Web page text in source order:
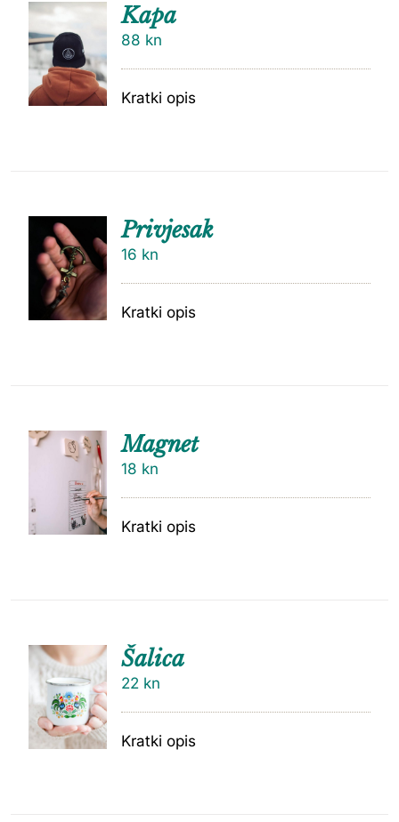
KOŠARI
CU
Kapa
88 kn
Kratki opis
DODAJ
U
KOŠARI
CU
Privjesak
16 kn
Kratki opis
DODAJ
Magnet
18 kn
Kratki opis
DODAJ
U
KOŠARI
CU
Šalica
22 kn
Kratki opis